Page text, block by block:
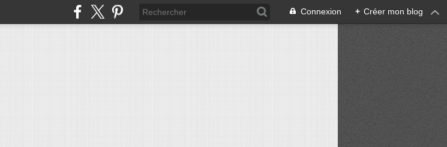
Connexion + Créer mon blog